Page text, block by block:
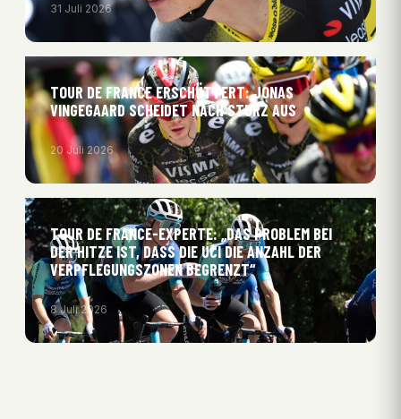
31 Juli 2026
TOUR DE FRANCE ERSCHÜTTERT: JONAS
VINGEGAARD SCHEIDET NACH STURZ AUS
20 Juli 2026
TOUR DE FRANCE-EXPERTE: „DAS PROBLEM BEI
DER HITZE IST, DASS DIE UCI DIE ANZAHL DER
VERPFLEGUNGSZONEN BEGRENZT“
8 Juli 2026